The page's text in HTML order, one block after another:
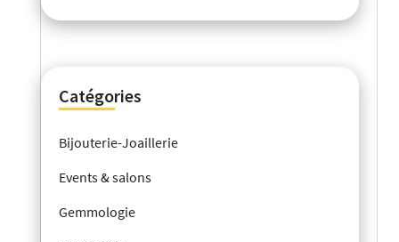
Catégories
Bijouterie-Joaillerie
Events & salons
Gemmologie